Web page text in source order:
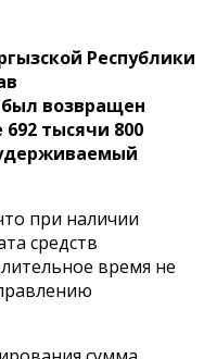
Республики
возвращен
тысячи 800
при наличии
средств
время не